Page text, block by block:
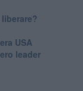
USA
leader